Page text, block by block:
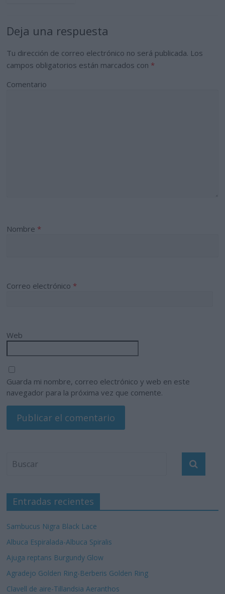
Deja una respuesta
Tu dirección de correo electrónico no será publicada. Los
campos obligatorios están marcados con *
Comentario
Nombre *
Correo electrónico *
Web
Guarda mi nombre, correo electrónico y web en este
navegador para la próxima vez que comente.
Entradas recientes
Sambucus Nigra Black Lace
Albuca Espiralada-Albuca Spiralis
Ajuga reptans Burgundy Glow
Agradejo Golden Ring-Berberis Golden Ring
Clavell de aire-Tillandsia Aeranthos